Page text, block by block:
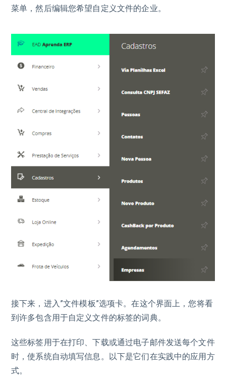
菜单，然后编辑您希望自定义文件的企业。
接下来，进入”文件模板”选项卡。在这个界面上，您将看
到许多包含用于自定义文件的标签的词典。
这些标签用于在打印、下载或通过电子邮件发送每个文件
时，使系统自动填写信息。以下是它们在实践中的应用方
式。